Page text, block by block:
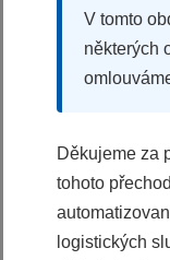
Invertorový motor
Auto Sušení
Program Osvěžení
Splátková
14990 Kč
13990 Kč
V tomto
některých
Děkujeme za
tohoto
logistických